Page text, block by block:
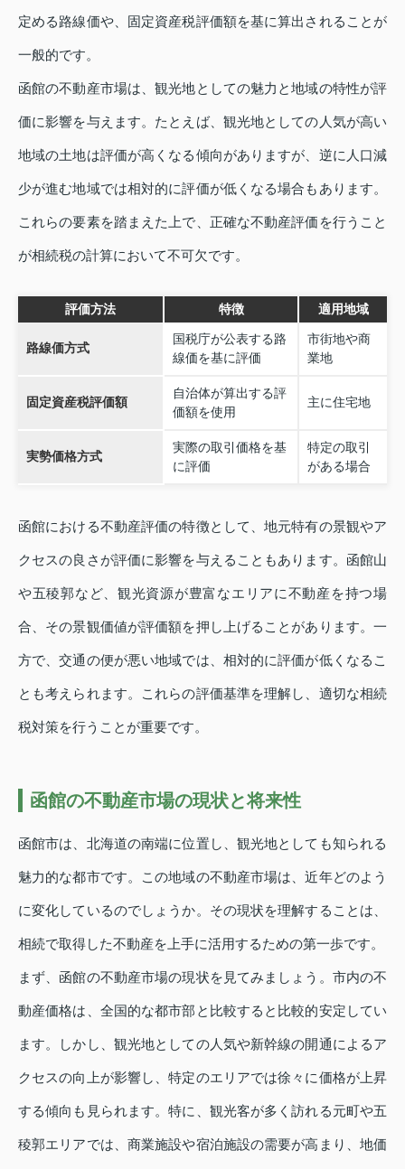
定める路線価や、固定資産税評価額を基に算出されることが
一般的です。
函館の不動産市場は、観光地としての魅力と地域の特性が評
価に影響を与えます。たとえば、観光地としての人気が高い
地域の土地は評価が高くなる傾向がありますが、逆に人口減
少が進む地域では相対的に評価が低くなる場合もあります。
これらの要素を踏まえた上で、正確な不動産評価を行うこと
が相続税の計算において不可欠です。
評価方法 特徴 適用地域
路線価方式
国税庁が公表する路
線価を基に評価
市街地や商
業地
固定資産税評価額
自治体が算出する評
価額を使用
主に住宅地
実勢価格方式
実際の取引価格を基
に評価
特定の取引
がある場合
函館における不動産評価の特徴として、地元特有の景観やア
クセスの良さが評価に影響を与えることもあります。函館山
や五稜郭など、観光資源が豊富なエリアに不動産を持つ場
合、その景観価値が評価額を押し上げることがあります。一
方で、交通の便が悪い地域では、相対的に評価が低くなるこ
とも考えられます。これらの評価基準を理解し、適切な相続
税対策を行うことが重要です。
函館の不動産市場の現状と将来性
函館市は、北海道の南端に位置し、観光地としても知られる
魅力的な都市です。この地域の不動産市場は、近年どのよう
に変化しているのでしょうか。その現状を理解することは、
相続で取得した不動産を上手に活用するための第一歩です。
まず、函館の不動産市場の現状を見てみましょう。市内の不
動産価格は、全国的な都市部と比較すると比較的安定してい
ます。しかし、観光地としての人気や新幹線の開通によるア
クセスの向上が影響し、特定のエリアでは徐々に価格が上昇
する傾向も見られます。特に、観光客が多く訪れる元町や五
稜郭エリアでは、商業施設や宿泊施設の需要が高まり、地価